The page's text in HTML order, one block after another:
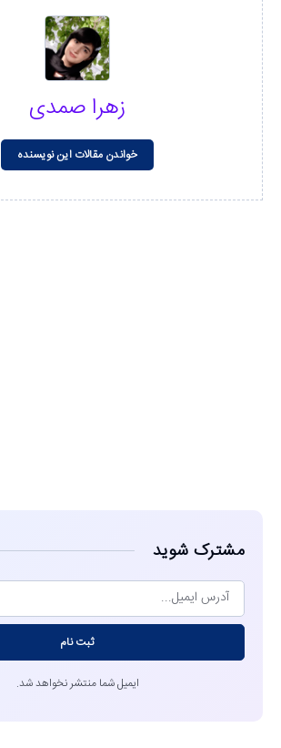
زهرا صمدی
خواندن مقالات این نویسنده
مشترک شوید
ثبت نام
ایمیل شما منتشر نخواهد شد.